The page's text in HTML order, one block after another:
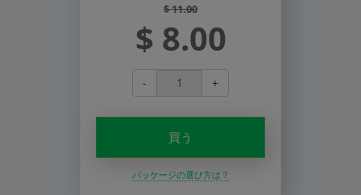
$ 11.00
$ 8.00
- +
買う
パッケージの選び方は？